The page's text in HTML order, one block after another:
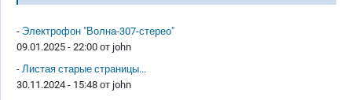
- Электрофон "Волна-307-стерео"
09.01.2025 - 22:00 от john
- Листая старые страницы...
30.11.2024 - 15:48 от john